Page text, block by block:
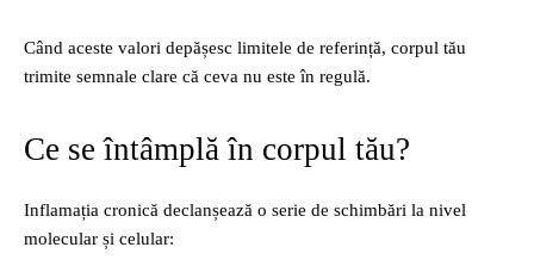
Când aceste valori depășesc limitele de referință, corpul tău
trimite semnale clare că ceva nu este în regulă.
Ce se întâmplă în corpul tău?
Inflamația cronică declanșează o serie de schimbări la nivel
molecular și celular: